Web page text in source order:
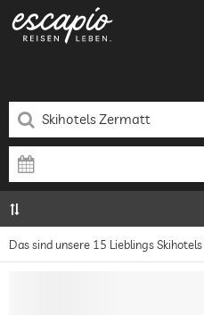
Das sind unsere 15 Lieblings